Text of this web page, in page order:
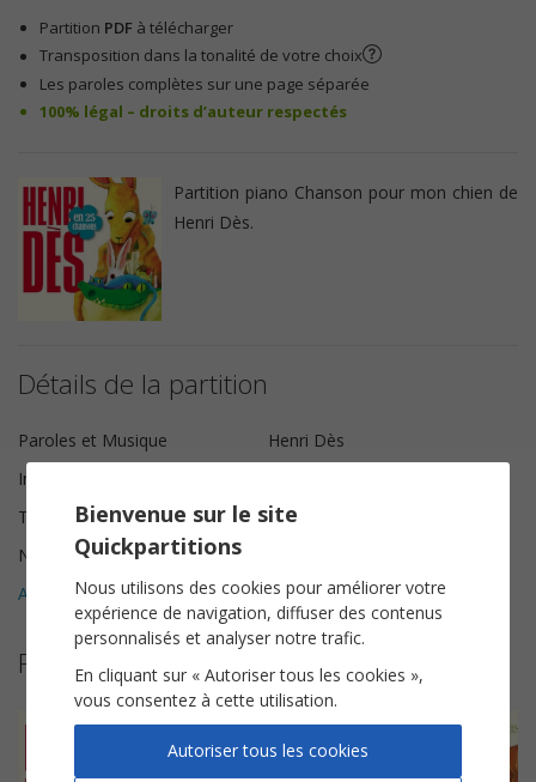
Partition PDF à télécharger
Transposition dans la tonalité de votre choix
Les paroles complètes sur une page séparée
100% légal – droits d’auteur respectés
Partition piano Chanson pour mon chien de
Henri Dès.
Détails de la partition
Paroles et Musique
Henri Dès
Instrumentation
Tonalité
Do majeur
Nombre de pages
Avis clients (1) 5
Plus de partitions de Henri Dès
Bienvenue sur le site
Quickpartitions
Nous utilisons des cookies pour améliorer votre
expérience de navigation, diffuser des contenus
personnalisés et analyser notre trafic.
En cliquant sur « Autoriser tous les cookies »,
vous consentez à cette utilisation.
Autoriser tous les cookies